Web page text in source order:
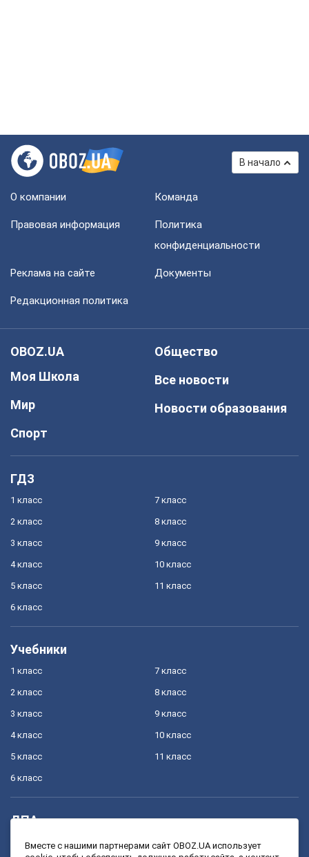
В начало
О компании Команда
Правовая информация
Политика
конфиденциальности
Реклама на сайте Документы
Редакционная политика
OBOZ.UA
Моя Школа
Мир
Спорт
Общество
Все новости
Новости образования
ГДЗ
1 класс
2 класс
3 класс
4 класс
5 класс
6 класс
7 класс
8 класс
9 класс
10 класс
11 класс
Учебники
1 класс
2 класс
3 класс
4 класс
5 класс
6 класс
7 класс
8 класс
9 класс
10 класс
11 класс
ДПА
4 класс 11 класс
Вместе с нашими партнерами сайт OBOZ.UA использует